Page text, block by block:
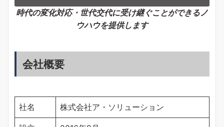
時代の変化対応・世代交代に受け継ぐことができるノ
ウハウを提供します
会社概要
社名 株式会社ア・ソリューション